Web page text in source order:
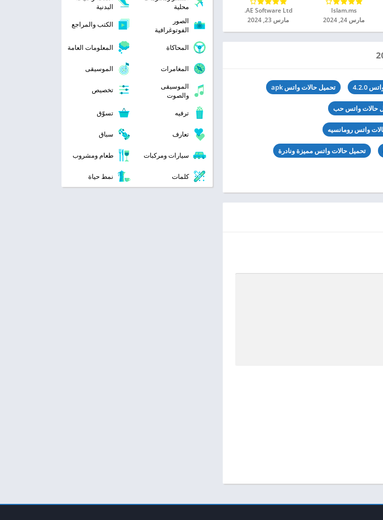
Islam.ms‏
مارس 24, 2024
AE Software Ltd.‏
مارس 23, 2024
4.2.0 تحميل حالات واتس apk
حالات واتس حب
واتس رومانسيه
تحميل حالات واتس مميزة ونادرة
محلية
البدنية
الصور
الفوتوغرافية
الكتب والمراجع
المحاكاة المعلومات العامة
المغامرات
الموسيقى
الموسيقى
والصوت
تخصيص
ترفيه تسوّق
تعارف سباق
سيارات ومركبات طعام ومشروب
كلمات نمط حياة